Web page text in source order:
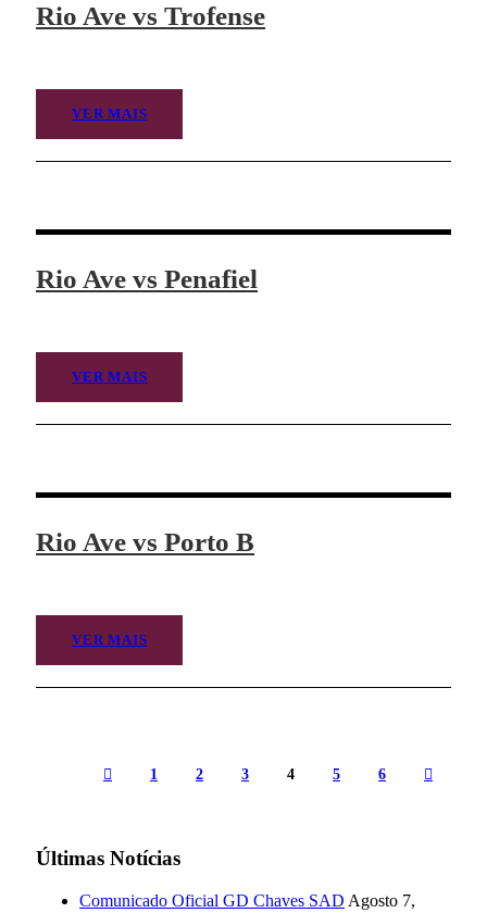
Rio Ave vs Trofense
VER MAIS
Rio Ave vs Penafiel
VER MAIS
Rio Ave vs Porto B
VER MAIS
1 2 3 4 5 6
Últimas Notícias
Comunicado Oficial GD Chaves SAD Agosto 7,